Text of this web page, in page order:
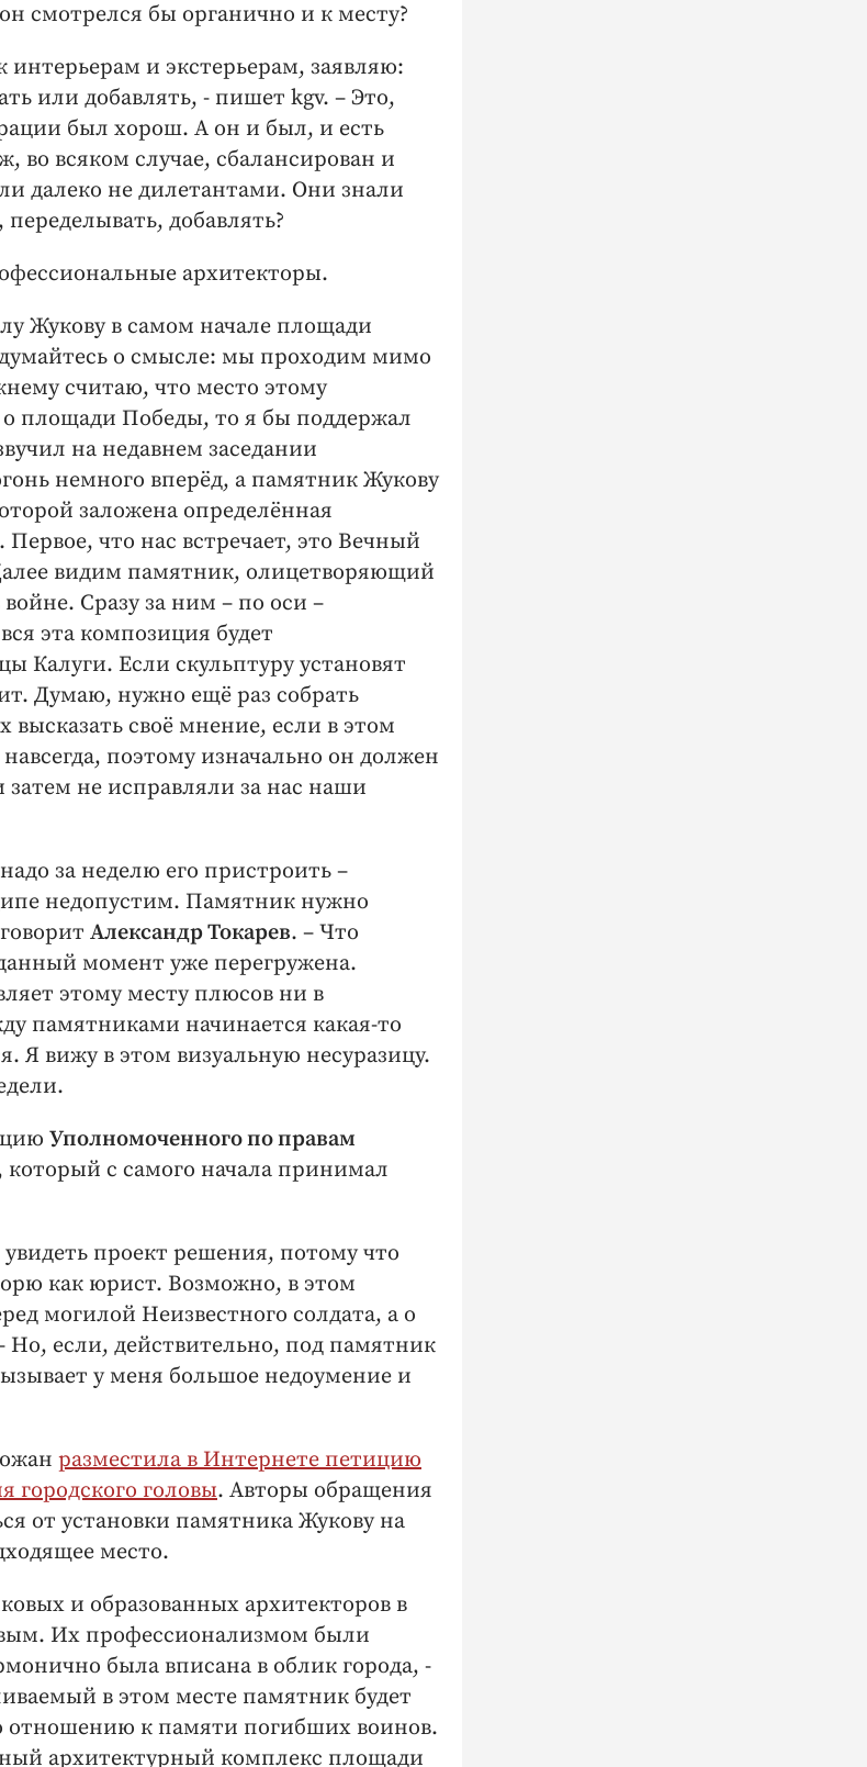
смотрелся бы органично и к месту?
и экстерьерам, заявляю:
или добавлять, - пишет kgv. – Это,
был хорош. А он и был, и есть
во всяком случае, сбалансирован и
далеко не дилетантами. Они знали
добавлять?
архитекторы.
Жукову в самом начале площади
о смысле: мы проходим мимо
считаю, что место этому
площади Победы, то я бы поддержал
на недавнем заседании
немного вперёд, а памятник Жукову
заложена определённая
что нас встречает, это Вечный
видим памятник, олицетворяющий
Сразу за ним – по оси –
эта композиция будет
Калуги. Если скульптуру установят
Думаю, нужно ещё раз собрать
своё мнение, если в этом
поэтому изначально он должен
не исправляли за нас наши
за неделю его пристроить –
недопустим. Памятник нужно
Александр Токарев. – Что
момент уже перегружена.
этому месту плюсов ни в
памятниками начинается какая-то
Я вижу в этом визуальную несуразицу.
Уполномоченного по правам
который с самого начала принимал
проект решения, потому что
как юрист. Возможно, в этом
могилой Неизвестного солдата, а о
если, действительно, под памятник
у меня большое недоумение и
разместила в Интернете петицию
городского головы. Авторы обращения
от установки памятника Жукову на
место.
и образованных архитекторов в
Их профессионализмом были
была вписана в облик города, -
в этом месте памятник будет
отношению к памяти погибших воинов.
архитектурный комплекс площади